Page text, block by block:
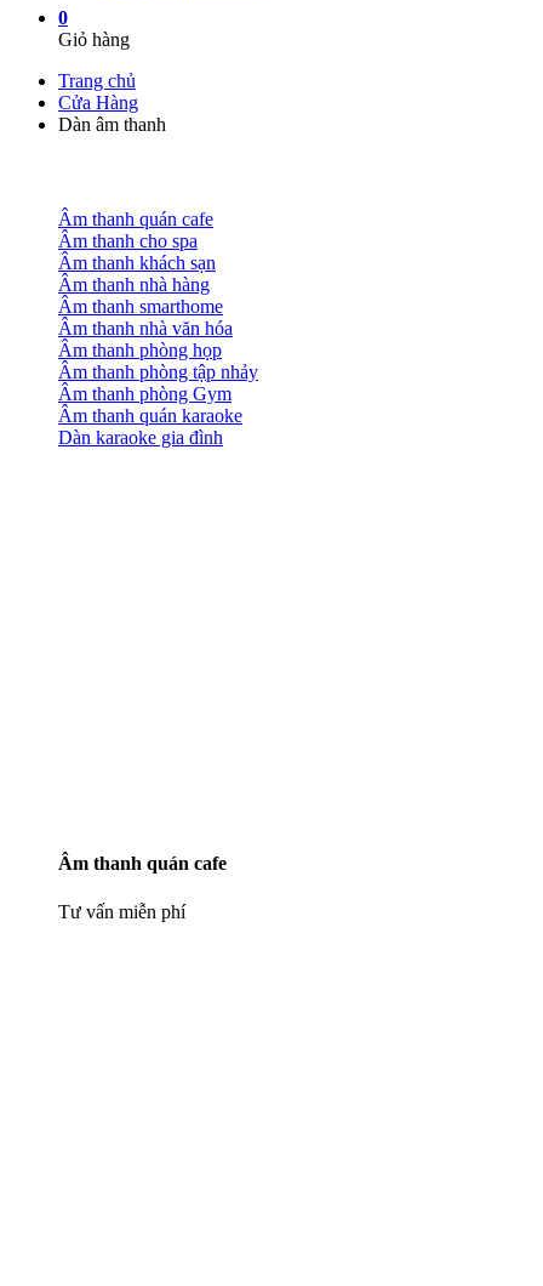
0
Giỏ hàng
Trang chủ
Cửa Hàng
Dàn âm thanh
Âm thanh quán cafe
Âm thanh cho spa
Âm thanh khách sạn
Âm thanh nhà hàng
Âm thanh smarthome
Âm thanh nhà văn hóa
Âm thanh phòng họp
Âm thanh phòng tập nhảy
Âm thanh phòng Gym
Âm thanh quán karaoke
Dàn karaoke gia đình
Âm thanh quán cafe
Tư vấn miễn phí